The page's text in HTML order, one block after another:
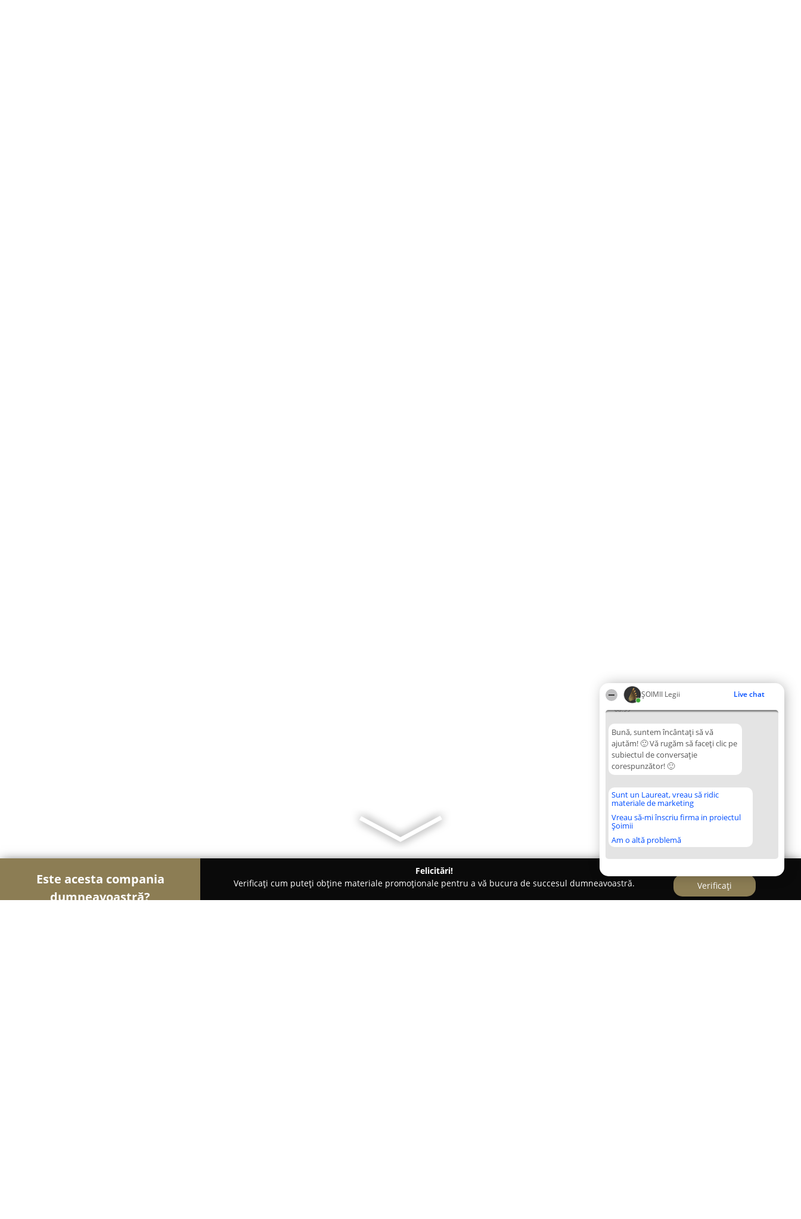
ȘOIMII Legii Live chat
08:59
Bună, suntem încântați să vă
ajutăm! 🙂 Vă rugăm să faceți clic pe
subiectul de conversație
corespunzător! 🙂
Sunt un Laureat, vreau să ridic
materiale de marketing
Vreau să-mi înscriu firma in proiectul
Șoimii
Am o altă problemă
Este acesta compania
dumneavoastră?
Felicitări!
Verificați cum puteți obține materiale promoționale pentru a vă bucura de succesul dumneavoastră.
Verificați